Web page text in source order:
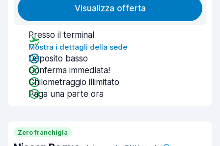
Visualizza offerta
Presso il terminal
Mostra i dettagli della sede
Deposito basso
Conferma immediata!
Chilometraggio illimitato
Paga una parte ora
Zero franchigia